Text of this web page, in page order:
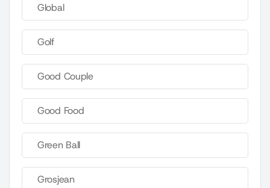
Global
Golf
Good Couple
Good Food
Green Ball
Grosjean